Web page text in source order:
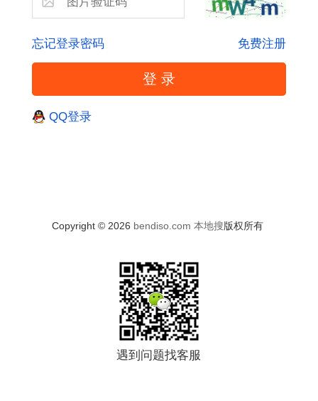
忘记登录密码 免费注册
QQ登录
Copyright © 2026 bendiso.com 本地搜版权所有
遇到问题找客服